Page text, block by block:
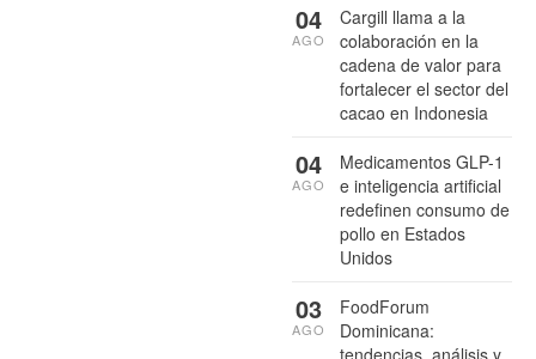
Cargill llama a la
colaboración en la
cadena de valor para
fortalecer el sector del
cacao en Indonesia
04
AGO
Medicamentos GLP-1
e inteligencia artificial
redefinen consumo de
pollo en Estados
Unidos
04
AGO
FoodForum
Dominicana:
03
AGO